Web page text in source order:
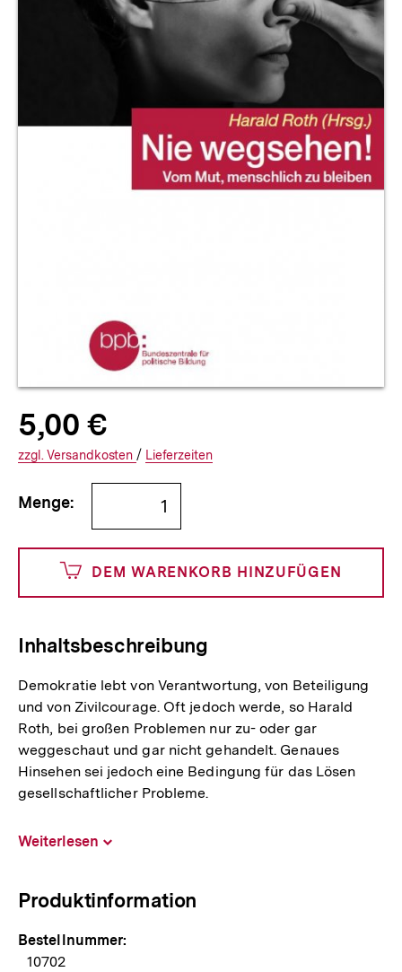
Allgemeine
Informationen
Produktpreis:
5,00 €5
€
und
500
Cents
zuzüglich
Versandkosten
Interner
Informationen
den
zzgl. zuzüglichen
Versandkosten/ Interner
Informationen
Lieferzeiten
Bestellmenge
angeben
Menge:
DEM WARENKORB HINZUFÜGEN
Inhaltsbeschreibung
Demokratie lebt von Verantwortung, von Beteiligung
und von Zivilcourage. Oft jedoch werde, so Harald
Roth, bei großen Problemen nur zu- oder gar
weggeschaut und gar nicht gehandelt. Genaues
Hinsehen sei jedoch eine Bedingung für das Lösen
gesellschaftlicher Probleme.
Weiterlesen
Produktinformation
Bestellnummer:
10702